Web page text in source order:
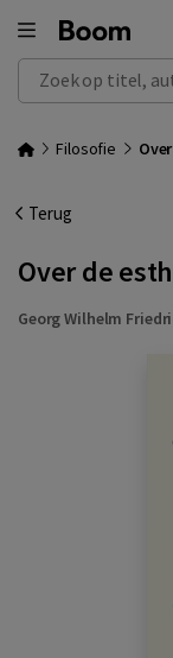
Zoek op titel,
Filosofie
Terug
Over de
Georg Wilhelm